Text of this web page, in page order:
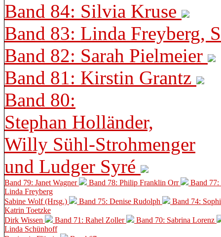
Band 84: Silvia Kruse
Band 83: Linda Freyberg,
Band 82: Sarah Pielmeier
Band 81: Kirstin Grantz
Band 80:
Stephan Holländer,
Willy Sühl-Strohmenger
und Ludger Syré
Band 79: Janet Wagner Band 78: Philip Franklin Orr
Band
Linda Freyberg
Sabine Wolf (Hrsg.)
Band 75: Denise Rudolph
Band 74:
Katrin Toetzke
Dirk Wissen
Band 71: Rahel Zoller
Band 70: Sabrina Lorenz
Linda Schünhoff